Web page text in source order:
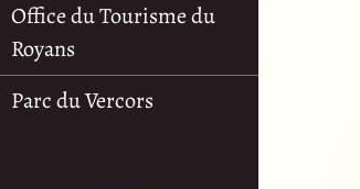
Office du Tourisme du
Royans
Parc du Vercors